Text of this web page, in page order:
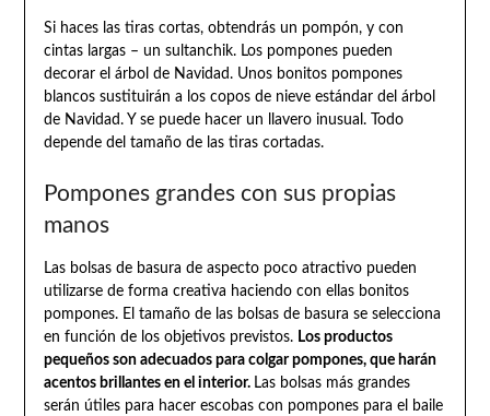
Si haces las tiras cortas, obtendrás un pompón, y con
cintas largas – un sultanchik. Los pompones pueden
decorar el árbol de Navidad. Unos bonitos pompones
blancos sustituirán a los copos de nieve estándar del árbol
de Navidad. Y se puede hacer un llavero inusual. Todo
depende del tamaño de las tiras cortadas.
Pompones grandes con sus propias
manos
Las bolsas de basura de aspecto poco atractivo pueden
utilizarse de forma creativa haciendo con ellas bonitos
pompones. El tamaño de las bolsas de basura se selecciona
en función de los objetivos previstos. Los productos
pequeños son adecuados para colgar pompones, que harán
acentos brillantes en el interior. Las bolsas más grandes
serán útiles para hacer escobas con pompones para el baile